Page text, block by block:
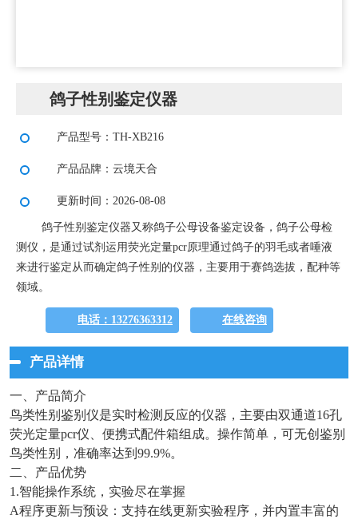
鸽子性别鉴定仪器
产品型号：TH-XB216
产品品牌：云境天合
更新时间：2026-08-08
鸽子性别鉴定仪器又称鸽子公母设备鉴定设备，鸽子公母检
测仪，是通过试剂运用荧光定量pcr原理通过鸽子的羽毛或者唾液
来进行鉴定从而确定鸽子性别的仪器，主要用于赛鸽选拔，配种等
领域。
电话：13276363312 在线咨询
产品详情
一、产品简介
鸟类性别鉴别仪是实时检测反应的仪器，主要由双通道16孔
荧光定量pcr仪、便携式配件箱组成。操作简单，可无创鉴别
鸟类性别，准确率达到99.9%。
二、产品优势
1.智能操作系统，实验尽在掌握
A程序更新与预设：支持在线更新实验程序，并内置丰富的